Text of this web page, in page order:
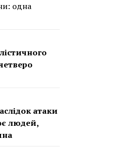
одна
атаки
людей,